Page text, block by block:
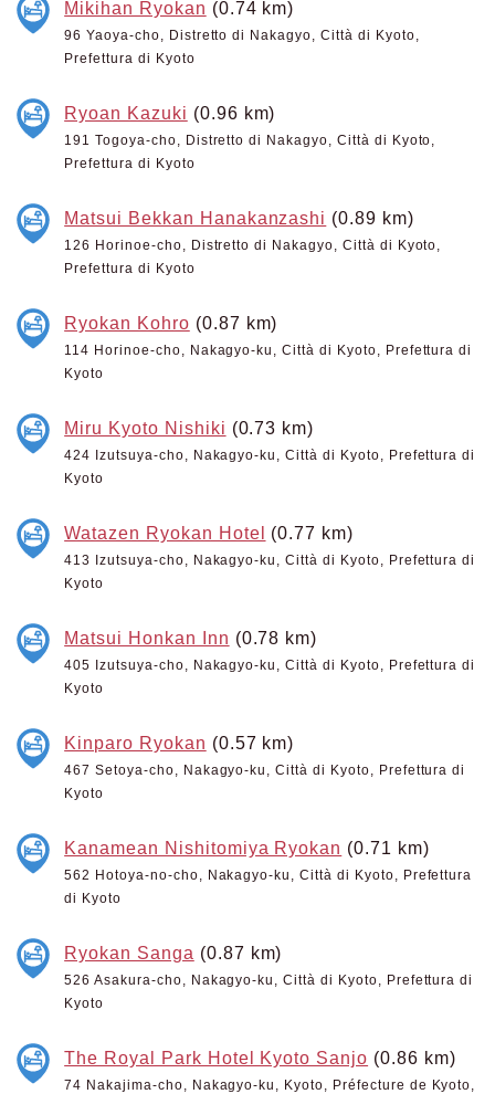
Mikihan Ryokan (0.74 km)
96 Yaoya-cho, Distretto di Nakagyo, Città di Kyoto,
Prefettura di Kyoto
Ryoan Kazuki (0.96 km)
191 Togoya-cho, Distretto di Nakagyo, Città di Kyoto,
Prefettura di Kyoto
Matsui Bekkan Hanakanzashi (0.89 km)
126 Horinoe-cho, Distretto di Nakagyo, Città di Kyoto,
Prefettura di Kyoto
Ryokan Kohro (0.87 km)
114 Horinoe-cho, Nakagyo-ku, Città di Kyoto, Prefettura di
Kyoto
Miru Kyoto Nishiki (0.73 km)
424 Izutsuya-cho, Nakagyo-ku, Città di Kyoto, Prefettura di
Kyoto
Watazen Ryokan Hotel (0.77 km)
413 Izutsuya-cho, Nakagyo-ku, Città di Kyoto, Prefettura di
Kyoto
Matsui Honkan Inn (0.78 km)
405 Izutsuya-cho, Nakagyo-ku, Città di Kyoto, Prefettura di
Kyoto
Kinparo Ryokan (0.57 km)
467 Setoya-cho, Nakagyo-ku, Città di Kyoto, Prefettura di
Kyoto
Kanamean Nishitomiya Ryokan (0.71 km)
562 Hotoya-no-cho, Nakagyo-ku, Città di Kyoto, Prefettura
di Kyoto
Ryokan Sanga (0.87 km)
526 Asakura-cho, Nakagyo-ku, Città di Kyoto, Prefettura di
Kyoto
The Royal Park Hotel Kyoto Sanjo (0.86 km)
74 Nakajima-cho, Nakagyo-ku, Kyoto, Préfecture de Kyoto,